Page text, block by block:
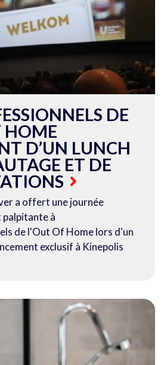
DE
HOME
D’UN LUNCH
ET DE
a offert une journée
à
de l'Out Of Home lors d'un
exclusif à Kinepolis